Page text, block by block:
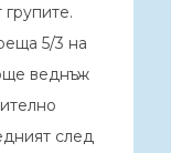
5/3 на
веднъж
след